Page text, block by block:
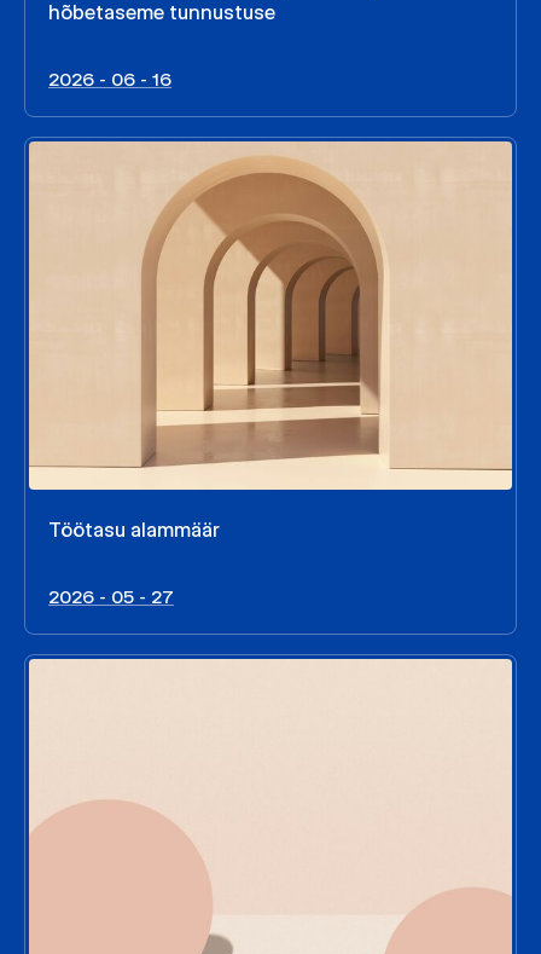
hõbetaseme tunnustuse
2026 - 06 - 16
Töötasu alammäär
2026 - 05 - 27